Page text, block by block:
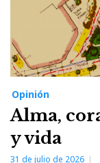
Opinión
Alma,
y vida
31 de julio de 2026